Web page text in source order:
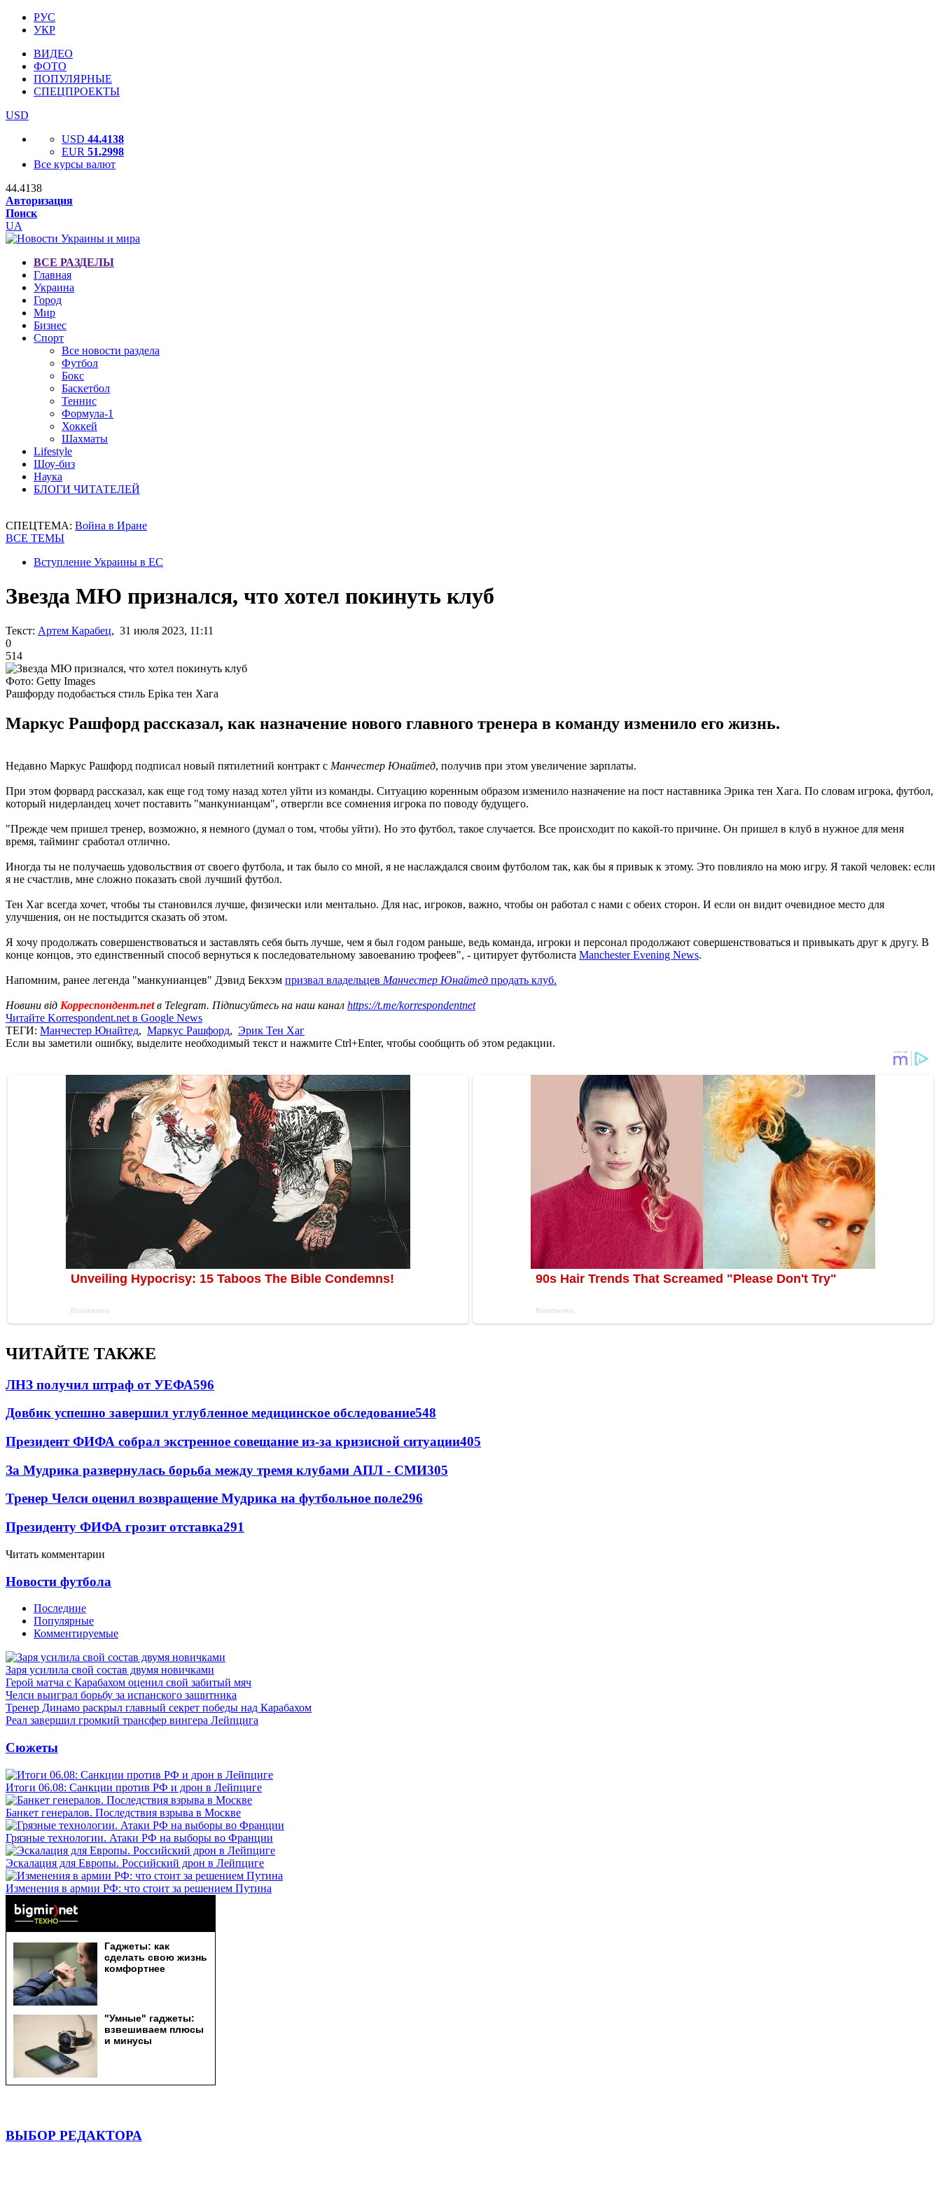
РУС
УКР
ВИДЕО
ФОТО
ПОПУЛЯРНЫЕ
СПЕЦПРОЕКТЫ
USD
USD 44.4138
EUR 51.2998
Все курсы валют
44.4138
Авторизация
Поиск
UA
ВСЕ РАЗДЕЛЫ
Главная
Украина
Город
Мир
Бизнес
Спорт
Все новости раздела
Футбол
Бокс
Баскетбол
Теннис
Формула-1
Хоккей
Шахматы
Lifestyle
Шоу-биз
Наука
БЛОГИ ЧИТАТЕЛЕЙ
СПЕЦТЕМА: Война в Иране
ВСЕ ТЕМЫ
Вступление Украины в ЕС
Звезда МЮ признался, что хотел покинуть клуб
Текст: Артем Карабец, 31 июля 2023, 11:11
0
514
Фото: Getty Images
Рашфорду подобається стиль Еріка тен Хага
Маркус Рашфорд рассказал, как назначение нового главного тренера в команду изменило его жизнь.
Недавно Маркус Рашфорд подписал новый пятилетний контракт с Манчестер Юнайтед, получив при этом увеличение зарплаты.
При этом форвард рассказал, как еще год тому назад хотел уйти из команды. Ситуацию коренным образом изменило назначение на пост наставника Эрика тен Хага. По словам игрока, футбол,
который нидерландец хочет поставить "манкунианцам", отвергли все сомнения игрока по поводу будущего.
"Прежде чем пришел тренер, возможно, я немного (думал о том, чтобы уйти). Но это футбол, такое случается. Все происходит по какой-то причине. Он пришел в клуб в нужное для меня
время, тайминг сработал отлично.
Иногда ты не получаешь удовольствия от своего футбола, и так было со мной, я не наслаждался своим футболом так, как бы я привык к этому. Это повлияло на мою игру. Я такой человек: если
я не счастлив, мне сложно показать свой лучший футбол.
Тен Хаг всегда хочет, чтобы ты становился лучше, физически или ментально. Для нас, игроков, важно, чтобы он работал с нами с обеих сторон. И если он видит очевидное место для
улучшения, он не постыдится сказать об этом.
Я хочу продолжать совершенствоваться и заставлять себя быть лучше, чем я был годом раньше, ведь команда, игроки и персонал продолжают совершенствоваться и привыкать друг к другу. В
конце концов, это единственный способ вернуться к последовательному завоеванию трофеев", - цитирует футболиста Manchester Evening News.
Напомним, ранее легенда "манкунианцев" Дэвид Бекхэм призвал владельцев Манчестер Юнайтед продать клуб.
Новини від Корреспондент.netв Telegram. Підписуйтесь на наш канал https://t.me/korrespondentnet
Читайте Korrespondent.net в Google News
ТЕГИ: Манчестер Юнайтед, Маркус Рашфорд, Эрик Тен Хаг
Если вы заметили ошибку, выделите необходимый текст и нажмите Ctrl+Enter, чтобы сообщить об этом редакции.
ЧИТАЙТЕ ТАКЖЕ
ЛНЗ получил штраф от УЕФА596
Довбик успешно завершил углубленное медицинское обследование548
Президент ФИФА собрал экстренное совещание из-за кризисной ситуации405
За Мудрика развернулась борьба между тремя клубами АПЛ - СМИ305
Тренер Челси оценил возвращение Мудрика на футбольное поле296
Президенту ФИФА грозит отставка291
Читать комментарии
Новости футбола
Последние
Популярные
Комментируемые
Заря усилила свой состав двумя новичками
Герой матча с Карабахом оценил свой забитый мяч
Челси выиграл борьбу за испанского защитника
Тренер Динамо раскрыл главный секрет победы над Карабахом
Реал завершил громкий трансфер вингера Лейпцига
Сюжеты
Итоги 06.08: Санкции против РФ и дрон в Лейпциге
Банкет генералов. Последствия взрыва в Москве
Грязные технологии. Атаки РФ на выборы во Франции
Эскалация для Европы. Российский дрон в Лейпциге
Изменения в армии РФ: что стоит за решением Путина
ВЫБОР РЕДАКТОРА